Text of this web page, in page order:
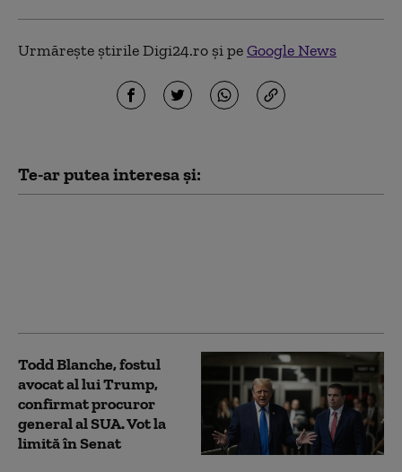
Urmărește știrile Digi24.ro și peGoogle News
Te-ar putea interesa și:
Todd Blanche, fostul
avocat al lui Trump,
confirmat procuror
general al SUA. Vot la
limită în Senat